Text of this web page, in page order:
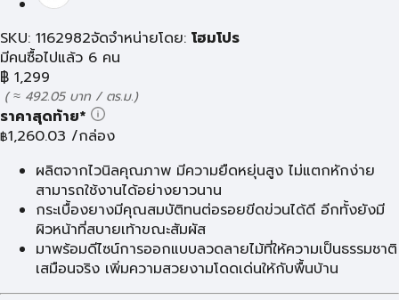
SKU: 1162982จัดจำหน่ายโดย: โฮมโปร
มีคนซื้อไปแล้ว 6 คน
฿ 1,299
( ≈ 492.05 บาท / ตร.ม.)
ราคาสุดท้าย*
฿1,260.03 /กล่อง
ผลิตจากไวนิลคุณภาพ มีความยืดหยุ่นสูง ไม่แตกหักง่าย
สามารถใช้งานได้อย่างยาวนาน
กระเบื้องยางมีคุณสมบัติทนต่อรอยขีดข่วนได้ดี อีกทั้งยังมี
ผิวหน้าที่สบายเท้าขณะสัมผัส
มาพร้อมดีไซน์การออกแบบลวดลายไม้ที่ให้ความเป็นธรรมชาติ
เสมือนจริง เพิ่มความสวยงามโดดเด่นให้กับพื้นบ้าน